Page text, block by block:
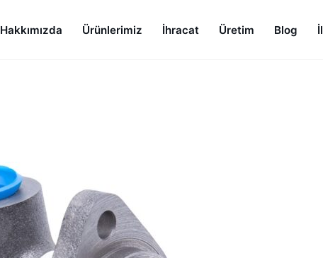
Hakkımızda Ürünlerimiz İhracat Üretim Blog